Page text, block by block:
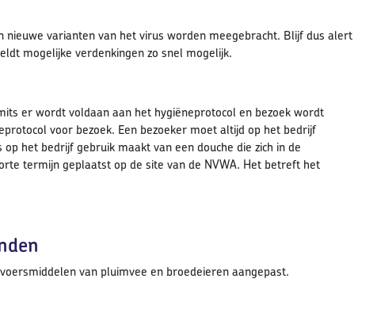
varianten van het virus worden meegebracht. Blijf dus alert
mogelijke verdenkingen zo snel mogelijk.
er wordt voldaan aan het hygiëneprotocol en bezoek wordt
voor bezoek. Een bezoeker moet altijd op het bedrijf
het bedrijf gebruik maakt van een douche die zich in de
termijn geplaatst op de site van de NVWA. Het betreft het
van pluimvee en broedeieren aangepast.